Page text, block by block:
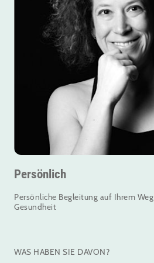
Persönlich
Persönliche Begleitung auf Ihrem
Gesundheit
WAS HABEN SIE DAVON?